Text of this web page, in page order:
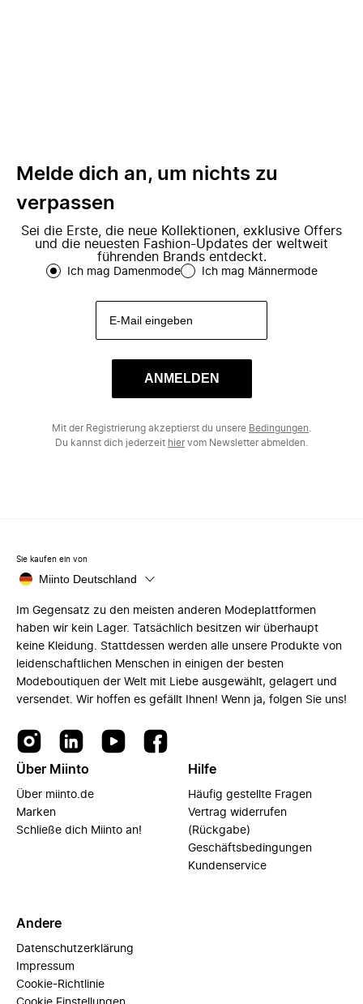
Melde dich an, um nichts zu
verpassen
Sei die Erste, die neue Kollektionen, exklusive Offers
und die neuesten Fashion-Updates der weltweit
führenden Brands entdeckt.
Ich mag Damenmode Ich mag Männermode
ANMELDEN
Mit der Registrierung akzeptierst du unsere Bedingungen
Du kannst dich jederzeit hiervom Newsletter abmelden.
Sie kaufen ein von
Miinto Deutschland
Im Gegensatz zu den meisten anderen Modeplattformen
haben wir kein Lager. Tatsächlich besitzen wir überhaupt
keine Kleidung. Stattdessen werden alle unsere Produkte von
leidenschaftlichen Menschen in einigen der besten
Modeboutiquen der Welt mit Liebe ausgewählt, gelagert und
versendet. Wir hoffen es gefällt Ihnen! Wenn ja, folgen Sie uns!
Über Miinto
Über miinto.de
Marken
Schließe dich Miinto an!
Hilfe
Häufig gestellte Fragen
Vertrag widerrufen
(Rückgabe)
Geschäftsbedingungen
Kundenservice
Andere
Datenschutzerklärung
Impressum
Cookie-Richtlinie